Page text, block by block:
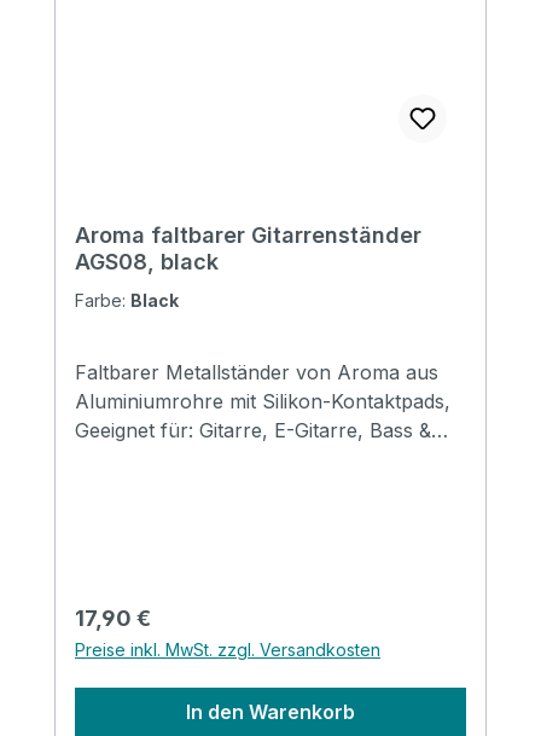
Aroma faltbarer Gitarrenständer
AGS08, black
Farbe: Black
Faltbarer Metallständer von Aroma aus
Aluminiumrohre mit Silikon-Kontaktpads,
Geeignet für: Gitarre, E-Gitarre, Bass &
Regulärer Preis:
17,90 €
Preise inkl. MwSt. zzgl. Versandkosten
In den Warenkorb